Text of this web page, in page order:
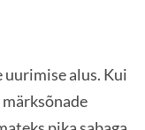
uurimise alus. Kui